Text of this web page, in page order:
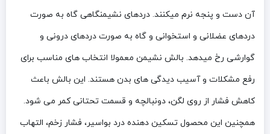
آن دست و پنجه نرم میکنند. دردهای نشیمنگاهی گاه به صورت
دردهای عضلانی و استخوانی و گاه به صورت دردهای درونی و
گوارشی رخ میدهد. بالش نشیمن معمولا انتخاب های مناسب برای
رفع مشکلات و آسیب دیدگی های بدن هستند. این بالش باعث
کاهش فشار از روی لگن، دونبالچه و قسمت تحتانی کمر می شود.
همچنین این محصول تسکین دهنده درد بواسیر، فشار زخم، التهاب